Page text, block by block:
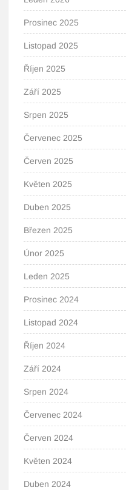
Prosinec 2025
Listopad 2025
Říjen 2025
Září 2025
Srpen 2025
Červenec 2025
Červen 2025
Květen 2025
Duben 2025
Březen 2025
Únor 2025
Leden 2025
Prosinec 2024
Listopad 2024
Říjen 2024
Září 2024
Srpen 2024
Červenec 2024
Červen 2024
Květen 2024
Duben 2024